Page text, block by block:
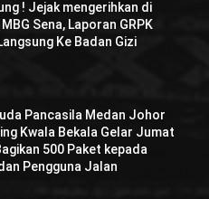
! Jejak mengerihkan di
Sena, Laporan GRPK
Ke Badan Gizi
Pancasila Medan Johor
Kwala Bekala Gelar Jumat
500 Paket kepada
Pengguna Jalan